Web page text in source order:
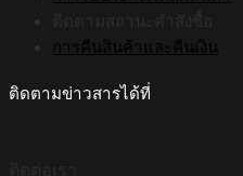
การคืนสินค้าและคืนเงิน
ติดตามข่าวสารได้ที่